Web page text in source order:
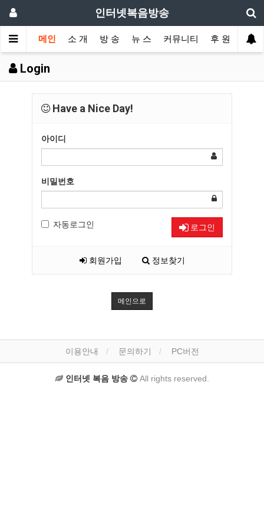
인터넷복음방송
메인 소 개 방 송 뉴 스 커뮤니티 후 원
Login
Have a Nice Day!
아이디
비밀번호
자동로그인 로그인
회원가입 정보찾기
메인으로
이용안내 문의하기 PC버전
인터넷 복음 방송 All rights reserved.